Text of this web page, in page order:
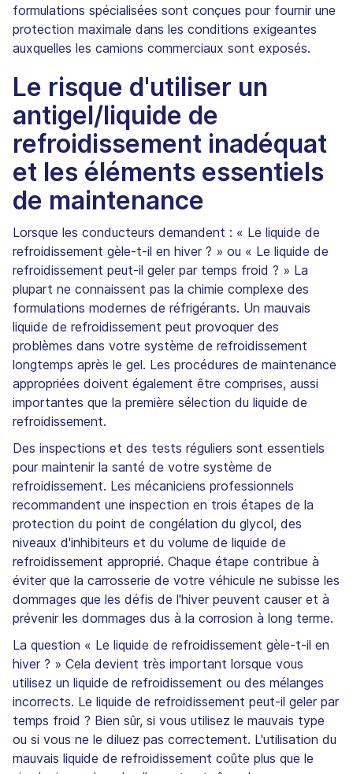
formulations spécialisées sont conçues pour fournir une
protection maximale dans les conditions exigeantes
auxquelles les camions commerciaux sont exposés.
Le risque d'utiliser un
antigel/liquide de
refroidissement inadéquat
et les éléments essentiels
de maintenance
Lorsque les conducteurs demandent : « Le liquide de
refroidissement gèle-t-il en hiver ? » ou « Le liquide de
refroidissement peut-il geler par temps froid ? » La
plupart ne connaissent pas la chimie complexe des
formulations modernes de réfrigérants. Un mauvais
liquide de refroidissement peut provoquer des
problèmes dans votre système de refroidissement
longtemps après le gel. Les procédures de maintenance
appropriées doivent également être comprises, aussi
importantes que la première sélection du liquide de
refroidissement.
Des inspections et des tests réguliers sont essentiels
pour maintenir la santé de votre système de
refroidissement. Les mécaniciens professionnels
recommandent une inspection en trois étapes de la
protection du point de congélation du glycol, des
niveaux d'inhibiteurs et du volume de liquide de
refroidissement approprié. Chaque étape contribue à
éviter que la carrosserie de votre véhicule ne subisse les
dommages que les défis de l'hiver peuvent causer et à
prévenir les dommages dus à la corrosion à long terme.
La question « Le liquide de refroidissement gèle-t-il en
hiver ? » Cela devient très important lorsque vous
utilisez un liquide de refroidissement ou des mélanges
incorrects. Le liquide de refroidissement peut-il geler par
temps froid ? Bien sûr, si vous utilisez le mauvais type
ou si vous ne le diluez pas correctement. L'utilisation du
mauvais liquide de refroidissement coûte plus que le